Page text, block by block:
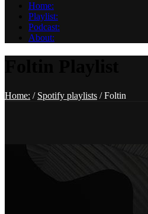
Home:
Playlist:
Podcast:
About:
Home: / Spotify playlists /Foltin